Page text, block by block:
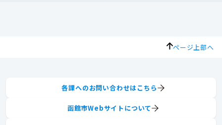
ページ上部へ
各課へのお問い合わせはこちら
函館市Webサイトについて